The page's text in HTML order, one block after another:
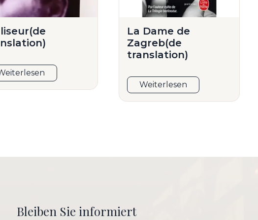
La Dame de
Zagreb(de
translation)
Weiterlesen
Bleiben Sie informiert